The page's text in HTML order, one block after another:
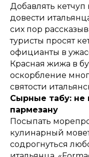
Добавлять
довести
сих пор
туристы просят
официанты в
Красная жижа в
оскорбление
святости
Сырные табу: не
пармезану
Посыпать
кулинарный
содрогнуться